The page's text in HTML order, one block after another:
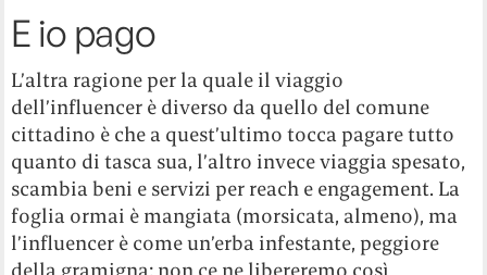
E io pago
L’altra ragione per la quale il viaggio
dell’influencer è diverso da quello del comune
cittadino è che a quest’ultimo tocca pagare tutto
quanto di tasca sua, l’altro invece viaggia spesato,
scambia beni e servizi per reach e engagement. La
foglia ormai è mangiata (morsicata, almeno), ma
l’influencer è come un’erba infestante, peggiore
della gramigna: non ce ne libereremo così